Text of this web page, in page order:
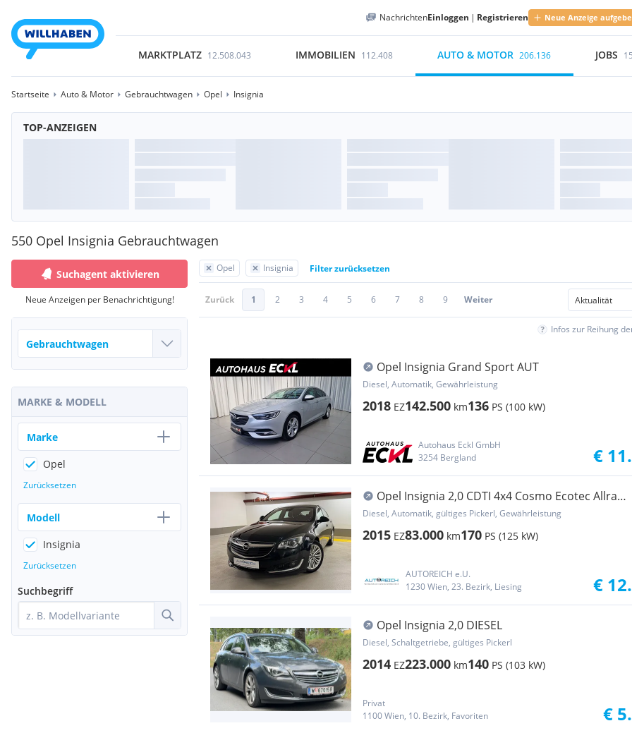
NachrichtenEinloggen | Registrieren Neue Anzeige
MARKTPLATZ 12.508.043 IMMOBILIEN 112.408 AUTO & MOTOR 206.136 JOBS
Startseite Auto & Motor Gebrauchtwagen Opel Insignia
TOP-ANZEIGEN
550 Opel Insignia Gebrauchtwagen
Opel Insignia Filter zurücksetzen
Zurück 1 2 3 4 5 6 7 8 9 Weiter
Infos zur Reihung
Opel Insignia Grand Sport AUT
Diesel, Automatik, Gewährleistung
2018 EZ142.500 km136 PS (100 kW)
Autohaus Eckl GmbH
3254 Bergland
€
Opel Insignia 2,0 CDTI 4x4 Cosmo Ecotec Allrad
Aut. ...
Diesel, Automatik, gültiges Pickerl, Gewährleistung
2015 EZ83.000 km170 PS (125 kW)
AUTOREICH e.U.
1230 Wien, 23. Bezirk, Liesing
€
Opel Insignia 2,0 DIESEL
Diesel, Schaltgetriebe, gültiges Pickerl
2014 EZ223.000 km140 PS (103 kW)
Privat
1100 Wien, 10. Bezirk, Favoriten
€
Suchagent aktivieren
Neue Anzeigen per Benachrichtigung!
MARKE & MODELL
Marke
Opel
Zurücksetzen
Modell
Insignia
Zurücksetzen
Suchbegriff